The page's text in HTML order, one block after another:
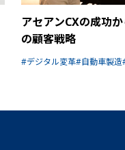
アセアンCXの成功
の顧客戦略
デジタル変革 自動車製造